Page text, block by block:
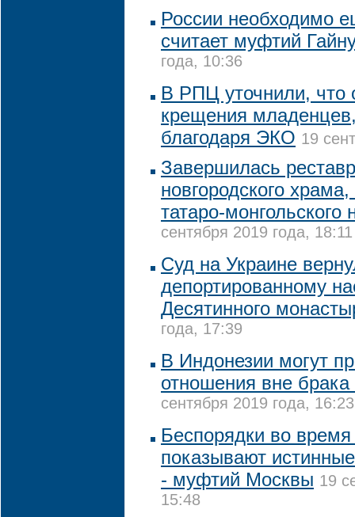
России необходимо
считает муфтий
года, 10:36
В РПЦ уточнили, что
крещения
благодаря ЭКО 19
Завершилась
новгородского
татаро-монгольского
сентября 2019 года, 18:11
Суд на Украине
депортированному
Десятинного
года, 17:39
В Индонезии могут
отношения вне
сентября 2019 года, 16:23
Беспорядки во время
показывают
- муфтий Москвы 19
15:48